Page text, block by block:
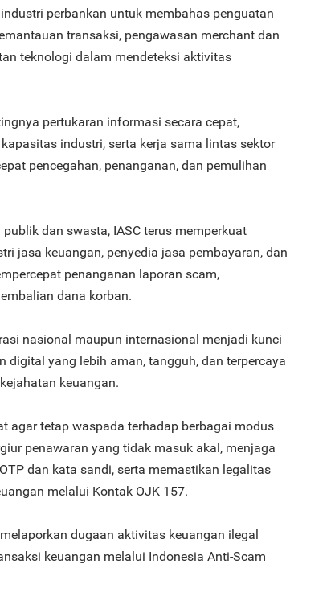
industri perbankan untuk membahas penguatan
transaksi, pengawasan merchant dan
teknologi dalam mendeteksi aktivitas
pertukaran informasi secara cepat,
industri, serta kerja sama lintas sektor
pencegahan, penanganan, dan pemulihan
dan swasta, IASC terus memperkuat
jasa keuangan, penyedia jasa pembayaran, dan
penanganan laporan scam,
dana korban.
nasional maupun internasional menjadi kunci
digital yang lebih aman, tangguh, dan terpercaya
keuangan.
agar tetap waspada terhadap berbagai modus
penawaran yang tidak masuk akal, menjaga
dan kata sandi, serta memastikan legalitas
melalui Kontak OJK 157.
dugaan aktivitas keuangan ilegal
keuangan melalui Indonesia Anti-Scam